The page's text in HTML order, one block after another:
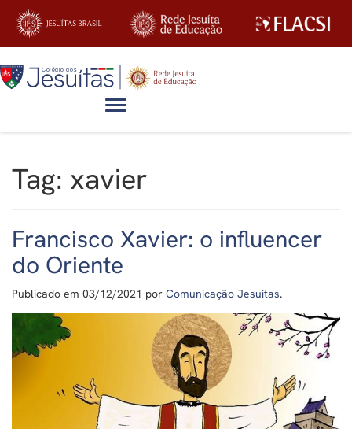
Alternar navegação
Tag: xavier
Francisco Xavier: o influencer
do Oriente
Publicado em 03/12/2021 por Comunicação Jesuitas.